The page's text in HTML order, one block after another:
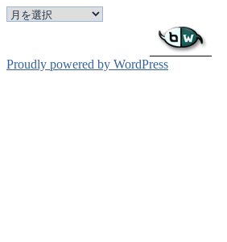
ー
ア
イ
Proudly powered by WordPress